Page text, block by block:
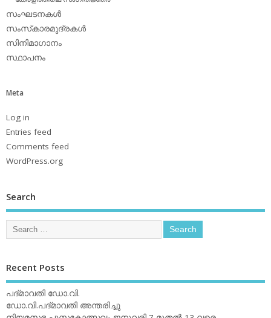
സംഘടനകള്‍
സംസ്‌കാരമുദ്രകള്‍
സിനിമാഗാനം
സ്ഥാപനം
Meta
Log in
Entries feed
Comments feed
WordPress.org
Search
Recent Posts
പദ്മാവതി ഡോ.വി.
ഡോ.വി.പദ്മാവതി അന്തരിച്ചു